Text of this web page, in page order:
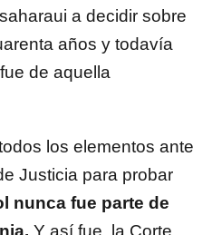
a decidir sobre
años y todavía
de aquella
los elementos ante
Justicia para probar
nunca fue parte de